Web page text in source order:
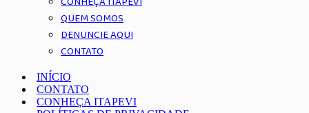
QUEM SOMOS
DENUNCIE AQUI
CONTATO
INÍCIO
CONTATO
CONHEÇA ITAPEVI